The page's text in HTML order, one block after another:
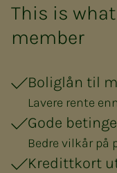
This is what
member
Boliglån til
Lavere rente
Gode
Bedre vilkår på
Kredittkort